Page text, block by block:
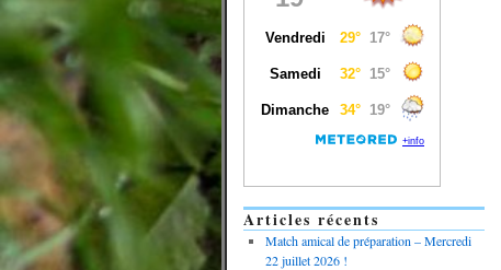
Articles récents
Match amical de préparation – Mercredi
22 juillet 2026 !